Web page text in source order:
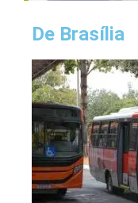
De Brasília